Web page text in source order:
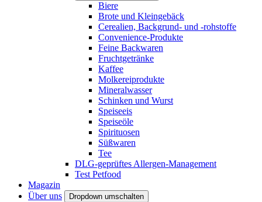
Biere
Brote und Kleingebäck
Cerealien, Backgrund- und -rohstoffe
Convenience-Produkte
Feine Backwaren
Fruchtgetränke
Kaffee
Molkereiprodukte
Mineralwasser
Schinken und Wurst
Speiseeis
Speiseöle
Spirituosen
Süßwaren
Tee
DLG-geprüftes Allergen-Management
Test Petfood
Magazin
Über uns
Dropdown umschalten